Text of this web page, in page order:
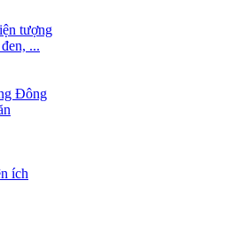
tượng
...
Đông
ích